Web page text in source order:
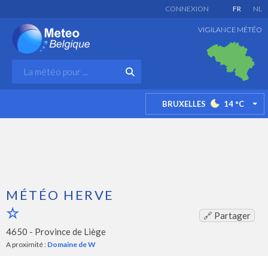
FR NL
CONNEXION
VIGILANCE MÉTÉO
BRUXELLES 14 °C
MÉTÉO HERVE
🔗 Partager
4650 - Province de Liège
A proximité : Domaine de W